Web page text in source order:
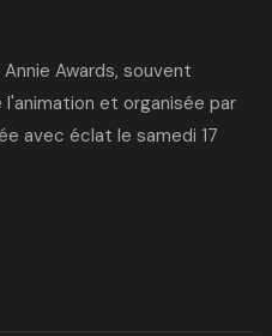
Awards, souvent
et organisée par
avec éclat le samedi 17